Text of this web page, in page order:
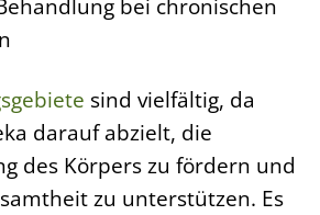
bei chronischen
sind vielfältig, da
darauf abzielt, die
des Körpers zu fördern und
zu unterstützen. Es